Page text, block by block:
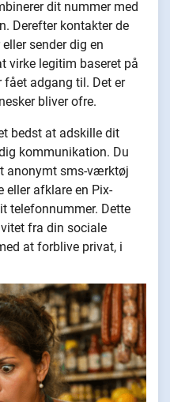
dit nummer med
Derefter kontakter de
sender dig en
virke legitim baseret på
fået adgang til. Det er
bliver ofre.
bedst at adskille dit
kommunikation. Du
anonymt sms-værktøj
afklare en Pix-
telefonnummer. Dette
fra din sociale
at forblive privat, i